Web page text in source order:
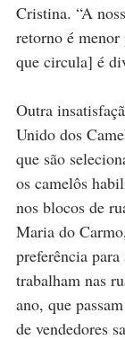
Cristina. “A
retorno é
que circula] é
Outra
Unido dos
que são
os camelôs
nos blocos de
Maria do
preferência
trabalham nas
ano, que
de vendedores